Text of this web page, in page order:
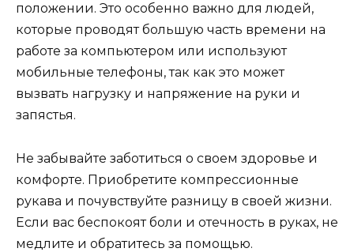
положении. Это особенно важно для людей,
которые проводят большую часть времени на
работе за компьютером или используют
мобильные телефоны, так как это может
вызвать нагрузку и напряжение на руки и
запястья.
Не забывайте заботиться о своем здоровье и
комфорте. Приобретите компрессионные
рукава и почувствуйте разницу в своей жизни.
Если вас беспокоят боли и отечность в руках, не
медлите и обратитесь за помощью.